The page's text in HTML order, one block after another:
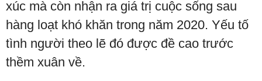
xúc mà còn nhận ra giá trị cuộc sống sau
hàng loạt khó khăn trong năm 2020. Yếu tố
tình người theo lẽ đó được đề cao trước
thềm xuân về.